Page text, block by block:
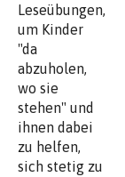
Leseübungen,
um Kinder
"da
abzuholen,
wo sie
stehen" und
ihnen dabei
zu helfen,
sich stetig zu